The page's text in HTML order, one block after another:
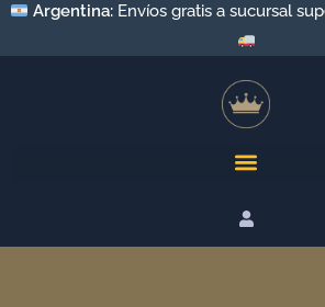
Argentina: Envíos gratis a sucursal